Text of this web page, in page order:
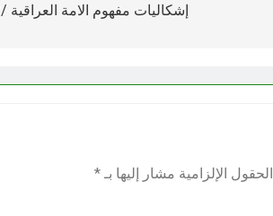
إشكاليات مفهوم الامة العراقية /2
الحقول الإلزامية مشار إليها بـ *